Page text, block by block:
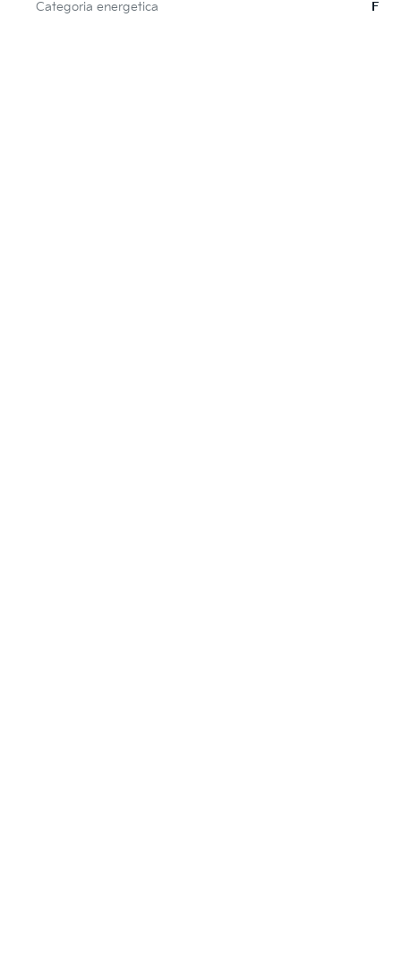
Categoria energetica F